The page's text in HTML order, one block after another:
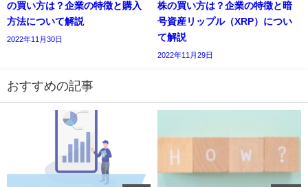
の買い方は？企業の特徴と購入
方法について解説
2022年11月30日
株の買い方は？企業の特徴と暗
号資産リップル（XRP）につい
て解説
2022年11月29日
おすすめの記事